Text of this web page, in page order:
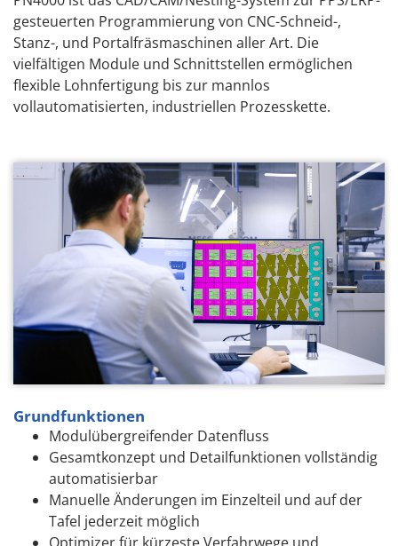
gesteuerten Programmierung von CNC-Schneid-,
Stanz-, und Portalfräsmaschinen aller Art. Die
vielfältigen Module und Schnittstellen ermöglichen
flexible Lohnfertigung bis zur mannlos
vollautomatisierten, industriellen Prozesskette.
Grundfunktionen
Modulübergreifender Datenfluss
Gesamtkonzept und Detailfunktionen vollständig
automatisierbar
Manuelle Änderungen im Einzelteil und auf der
Tafel jederzeit möglich